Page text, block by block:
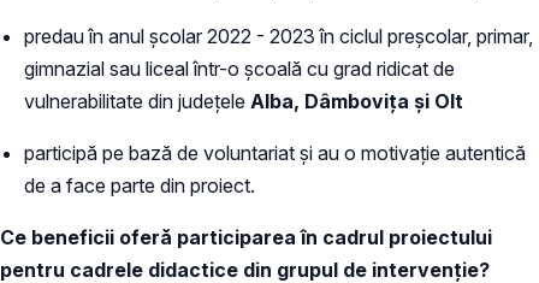
predau în anul școlar 2022 - 2023 în ciclul preșcolar, primar,
gimnazial sau liceal într-o școală cu grad ridicat de
vulnerabilitate din județele Alba, Dâmbovița şi Olt
participă pe bază de voluntariat și au o motivație autentică
de a face parte din proiect.
Ce beneficii oferă participarea în cadrul proiectului
pentru cadrele didactice din grupul de intervenție?